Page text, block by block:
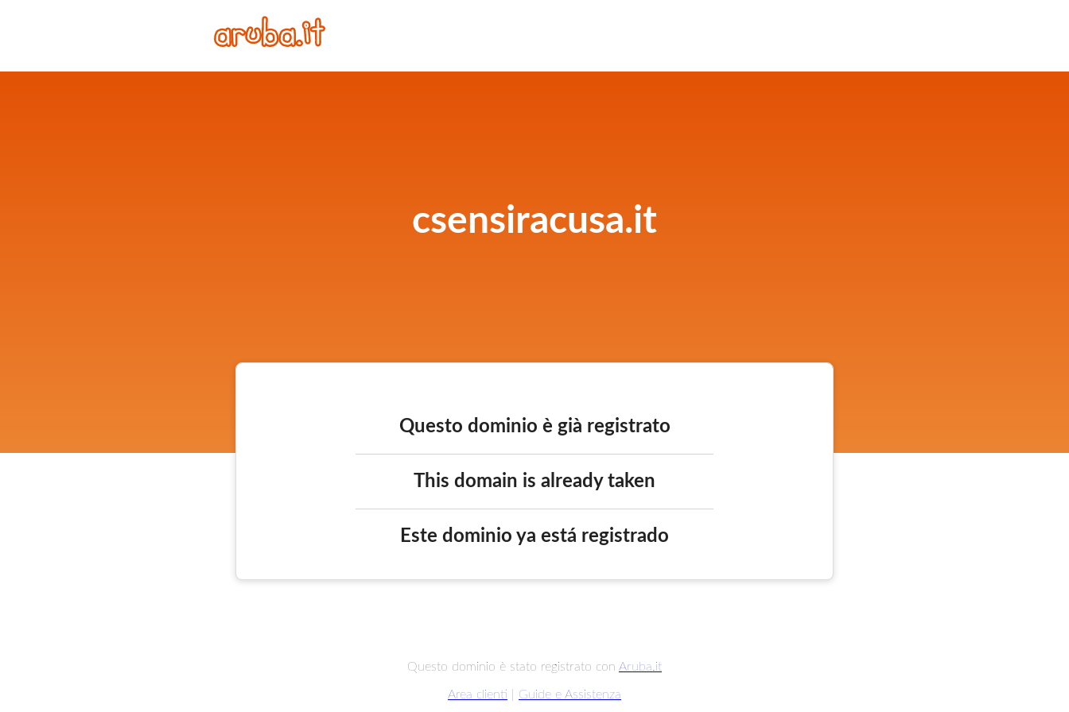
csensiracusa.it
Questo dominio è già registrato
This domain is already taken
Este dominio ya está registrado
Questo dominio è stato registrato con Aruba.it
Area clienti Guide e Assistenza